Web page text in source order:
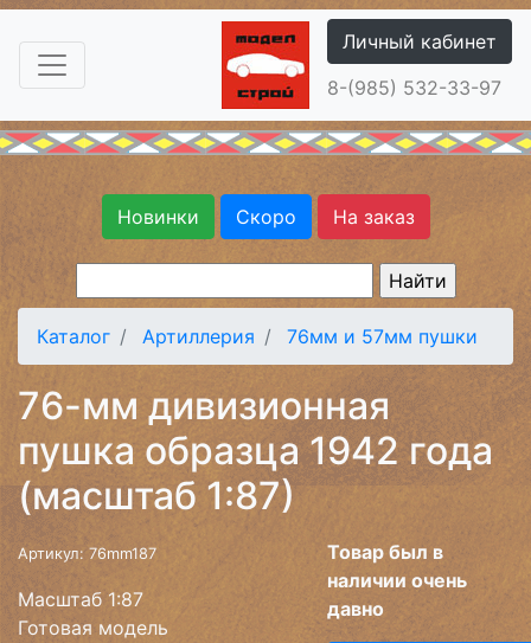
Личный кабинет
8-(985) 532-33-97
Новинки Скоро На заказ
Каталог Артиллерия 76мм и 57мм пушки
76-мм дивизионная
пушка образца 1942 года
(масштаб 1:87)
Артикул: 76mm187
Масштаб 1:87
Готовая модель
Товар был в
наличии очень
давно